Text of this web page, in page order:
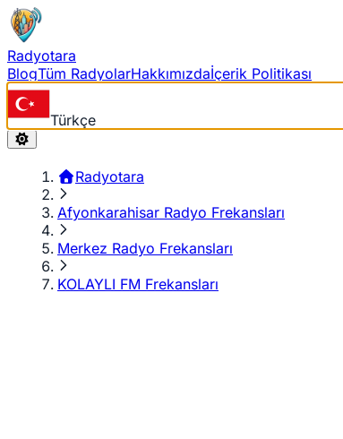
Radyotara
BlogTüm RadyolarHakkımızdaİçerik Politikası
Türkçe
Radyotara
Afyonkarahisar Radyo Frekansları
Merkez Radyo Frekansları
KOLAYLI FM Frekansları